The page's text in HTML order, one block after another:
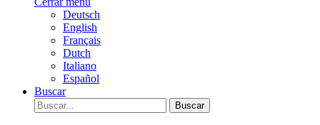
Deutsch
English
Français
Dutch
Italiano
Español
Buscar
Buscar